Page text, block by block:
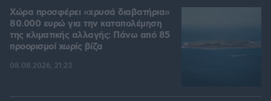
Χώρα προσφέρει «χρυσά διαβατήρια»
80.000 ευρώ για την καταπολέμηση
της κλιματικής αλλαγής: Πάνω από 85
προορισμοί χωρίς βίζα
08.08.2026, 21:23